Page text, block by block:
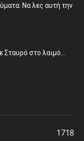
Να λες αυτή την
Σταυρό στο λαιμό…
1718